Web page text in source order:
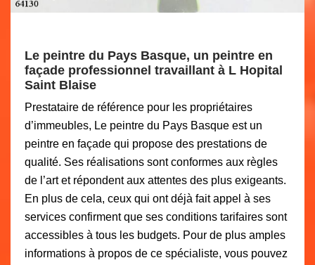
Le peintre du Pays Basque, un peintre en
façade professionnel travaillant à L Hopital
Saint Blaise
Prestataire de référence pour les propriétaires
d’immeubles, Le peintre du Pays Basque est un
peintre en façade qui propose des prestations de
qualité. Ses réalisations sont conformes aux règles
de l’art et répondent aux attentes des plus exigeants.
En plus de cela, ceux qui ont déjà fait appel à ses
services confirment que ses conditions tarifaires sont
accessibles à tous les budgets. Pour de plus amples
informations à propos de ce spécialiste, vous pouvez